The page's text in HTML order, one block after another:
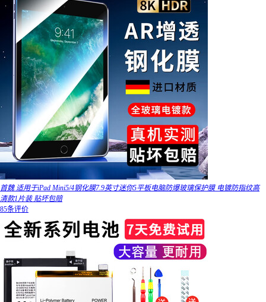
首魏 适用于iPad Mini5/4钢化膜7.9英寸迷你5平板电脑防爆玻璃保护膜 电镀防指纹高
清款1片装 贴坏包赔
85条评价